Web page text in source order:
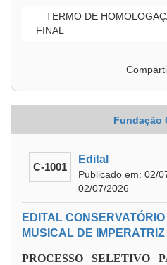
TERMO DE
FINAL
Fundação
C-1001
Edital
Publicado em: 02/
02/07/2026
EDITAL
MUSICAL DE IMPERATRIZ
PROCESSO SELETIVO